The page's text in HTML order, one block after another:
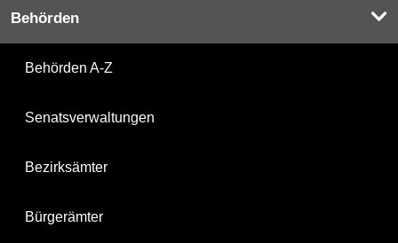
Behörden
Behörden A-Z
Senatsverwaltungen
Bezirksämter
Bürgerämter